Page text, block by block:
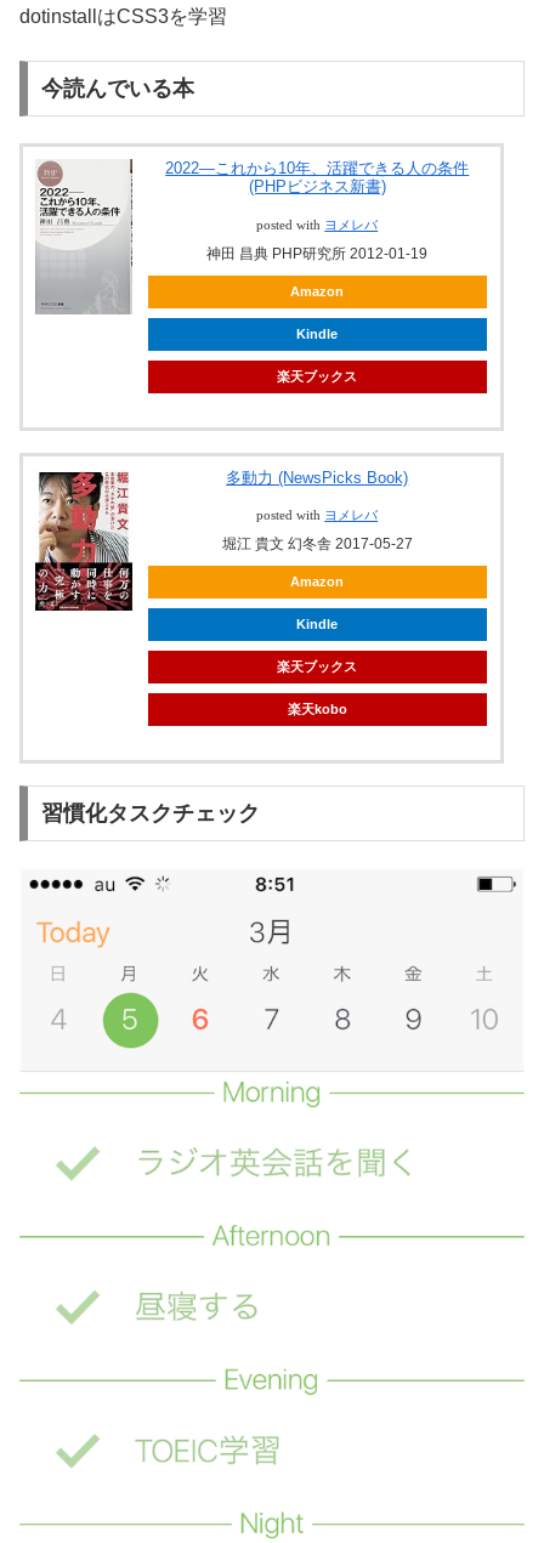
dotinstallはCSS3を学習
今読んでいる本
2022―これから10年、活躍できる人の条件
(PHPビジネス新書)
posted with ヨメレバ
神田 昌典 PHP研究所 2012-01-19
Amazon
Kindle
楽天ブックス
多動力 (NewsPicks Book)
posted with ヨメレバ
堀江 貴文 幻冬舎 2017-05-27
Amazon
Kindle
楽天ブックス
楽天kobo
習慣化タスクチェック